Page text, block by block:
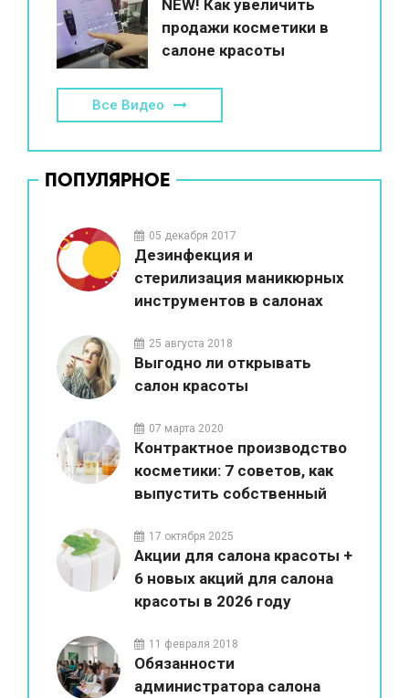
NEW! Как увеличить
продажи косметики в
салоне красоты
Все Видео
ПОПУЛЯРНОЕ
05 декабря 2017
Дезинфекция и
стерилизация маникюрных
инструментов в салонах
25 августа 2018
Выгодно ли открывать
салон красоты
07 марта 2020
Контрактное производство
косметики: 7 советов, как
выпустить собственный
17 октября 2025
Акции для салона красоты +
6 новых акций для салона
красоты в 2026 году
11 февраля 2018
Обязанности
администратора салона